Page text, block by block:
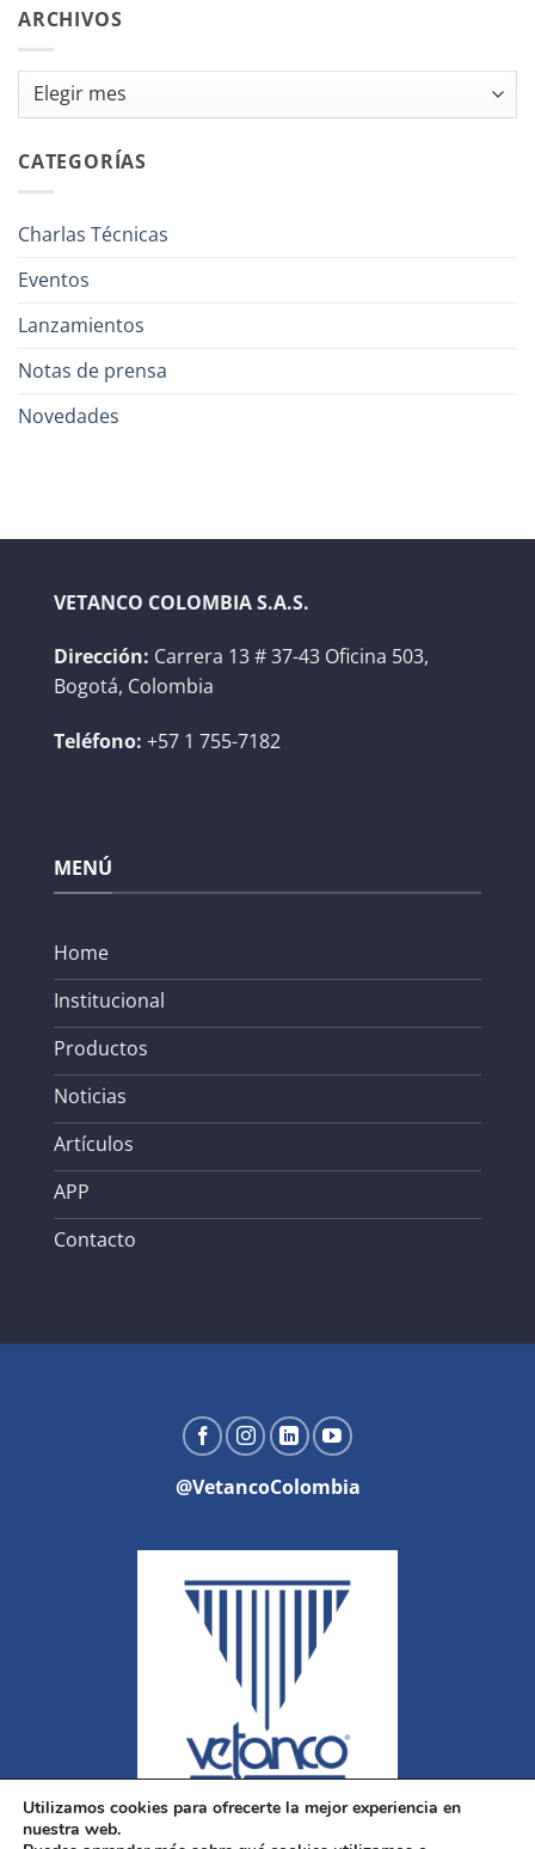
ARCHIVOS
Archivos
CATEGORÍAS
Charlas Técnicas
Eventos
Lanzamientos
Notas de prensa
Novedades
VETANCO COLOMBIA S.A.S.
Dirección: Carrera 13 # 37-43 Oficina 503,
Bogotá, Colombia
Teléfono: +57 1 755-7182
MENÚ
Home
Institucional
Productos
Noticias
Artículos
APP
Contacto
@VetancoColombia
Utilizamos cookies para ofrecerte la mejor experiencia en
nuestra web.